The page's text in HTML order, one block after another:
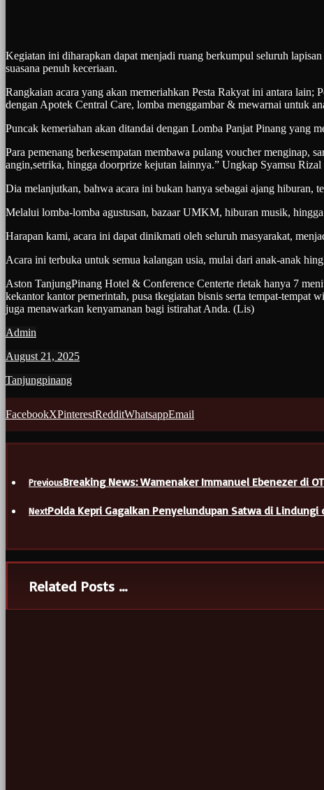
Kegiatan ini diharapkan dapat menjadi ruang berkumpul seluruh
suasana penuh keceriaan.
Rangkaian acara yang akan memeriahkan Pesta Rakyat ini antara
dengan Apotek Central Care, lomba menggambar & mewarnai untuk
Puncak kemeriahan akan ditandai dengan Lomba Panjat Pinang yang
Para pemenang berkesempatan membawa pulang voucher menginap,
angin,setrika, hingga doorprize kejutan lainnya.” Ungkap Syamsu
Dia melanjutkan, bahwa acara ini bukan hanya sebagai ajang hiburan,
Melalui lomba-lomba agustusan, bazaar UMKM, hiburan musik,
Harapan kami, acara ini dapat dinikmati oleh seluruh masyarakat,
Acara ini terbuka untuk semua kalangan usia, mulai dari anak-anak
Aston TanjungPinang Hotel & Conference Centerte rletak hanya 7
kekantor kantor pemerintah, pusa tkegiatan bisnis serta tempat-
juga menawarkan kenyamanan bagi istirahat Anda. (Lis)
Admin
August 21, 2025
Tanjungpinang
FacebookXPinterestRedditWhatsappEmail
PreviousBreaking News: Wamenaker Immanuel Ebenezer di
NextPolda Kepri Gagalkan Penyelundupan Satwa di Lindungi
Related Posts ...